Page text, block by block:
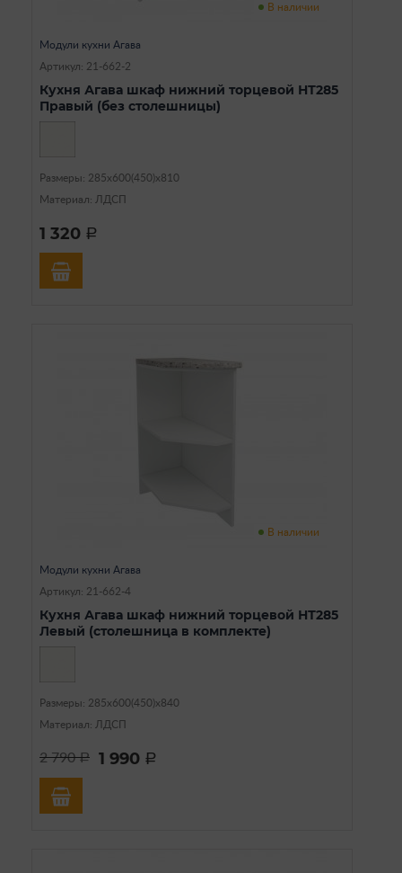
В наличии
Модули кухни Агава
Артикул: 21-662-2
Кухня Агава шкаф нижний торцевой НТ285
Правый (без столешницы)
Размеры: 285х600(450)х810
Материал: ЛДСП
1 320 a
В наличии
Модули кухни Агава
Артикул: 21-662-4
Кухня Агава шкаф нижний торцевой НТ285
Левый (столешница в комплекте)
Размеры: 285х600(450)х840
Материал: ЛДСП
2 790a 1 990 a